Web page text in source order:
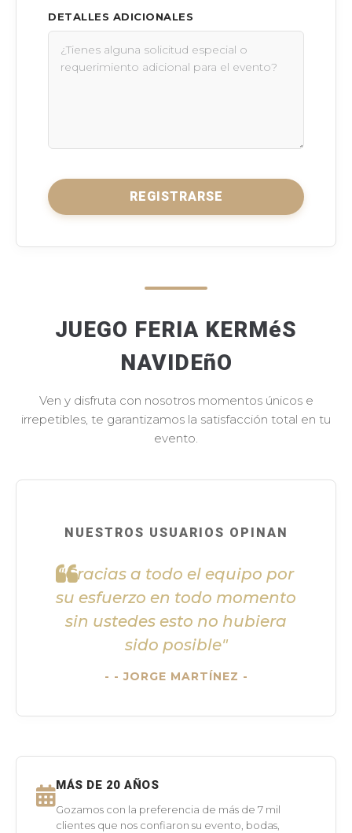
DETALLES ADICIONALES
REGISTRARSE
JUEGO FERIA KERMéS
NAVIDEñO
Ven y disfruta con nosotros momentos únicos e
irrepetibles, te garantizamos la satisfacción total en tu
evento.
NUESTROS USUARIOS OPINAN
"Gracias a todo el equipo por
su esfuerzo en todo momento
sin ustedes esto no hubiera
sido posible"
- JORGE MARTÍNEZ -
MÁS DE 20 AÑOS
Gozamos con la preferencia de más de 7 mil
clientes que nos confiaron su evento, bodas,